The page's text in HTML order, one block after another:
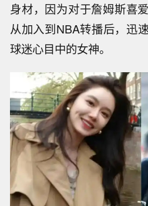
身材，因为对于詹姆斯喜
从加入到NBA转播后，迅
球迷心目中的女神。